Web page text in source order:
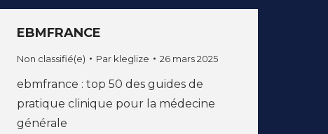
EBMFRANCE
Non classifié(e) Par kleglize 26 mars 2025
ebmfrance : top 50 des guides de
pratique clinique pour la médecine
générale